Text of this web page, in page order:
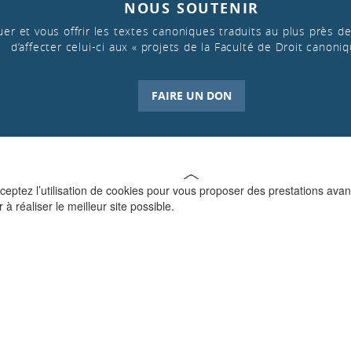
l’utilisation de cookies pour vous proposer des prestations
réaliser le meilleur site possible.
NOUS SOUTENIR
et vous offrir les textes canoniques traduits au plus près
d’affecter celui-ci aux « projets de la Faculté de Droit
FAIRE UN DON